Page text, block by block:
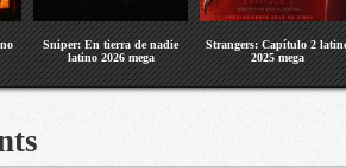
Sniper: En tierra de nadie
latino 2026 mega
Strangers: Capítulo 2
2025 mega